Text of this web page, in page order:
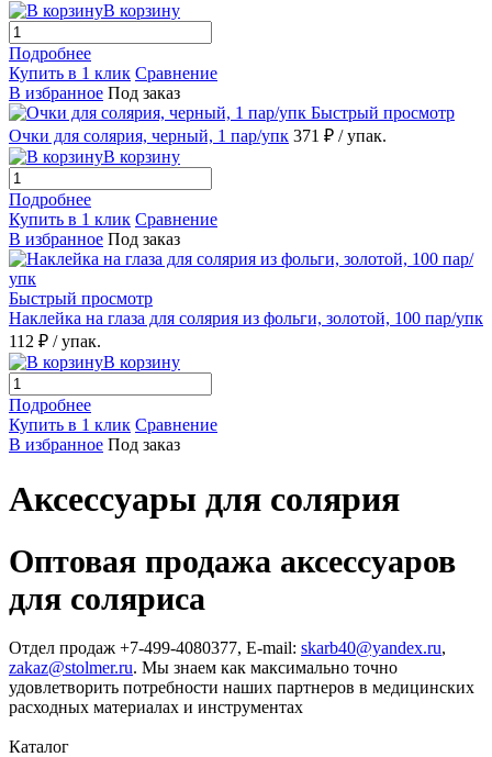
В корзину
Подробнее
Купить в 1 клик Сравнение
В избранное Под заказ
Быстрый просмотр
Очки для солярия, черный, 1 пар/упк 371 ₽ / упак.
В корзину
Подробнее
Купить в 1 клик Сравнение
В избранное Под заказ
Быстрый просмотр
Наклейка на глаза для солярия из фольги, золотой, 100 пар/упк
112 ₽ / упак.
В корзину
Подробнее
Купить в 1 клик Сравнение
В избранное Под заказ
Аксессуары для солярия
Оптовая продажа аксессуаров
для соляриса
Отдел продаж +7-499-4080377, E-mail: skarb40@yandex.ru,
zakaz@stolmer.ru. Мы знаем как максимально точно
удовлетворить потребности наших партнеров в медицинских
расходных материалах и инструментах
Каталог